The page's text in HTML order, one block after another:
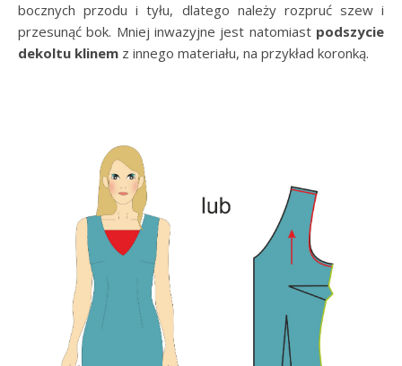
bocznych przodu i tyłu, dlatego należy rozpruć szew i
przesunąć bok. Mniej inwazyjne jest natomiast podszycie
dekoltu klinem z innego materiału, na przykład koronką.